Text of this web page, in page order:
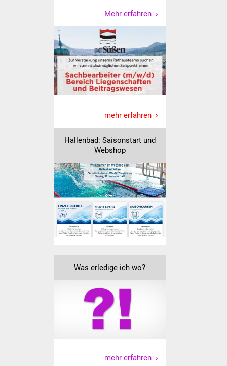
Haushalt & Infos
Wirtschaftsförderung
Gewerbeimmobilien
IKG Auen
Ausschreibungen
Öffentliche
Ausschreibung
Europaweite
Ausschreibung
Beschränkte
Ausschreibung
Gewerbeverzeichnis
Mehr erfahren
mehr erfahren
Hallenbad: Saisonstart und
Webshop
Was erledige ich wo?
mehr erfahren